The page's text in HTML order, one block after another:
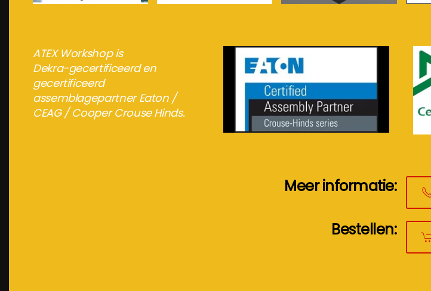
ATEX Workshop is
Dekra-gecertificeerd en
gecertificeerd
assemblagepartner Eaton /
CEAG / Cooper Crouse Hinds.
Meer informatie:
Bestellen: